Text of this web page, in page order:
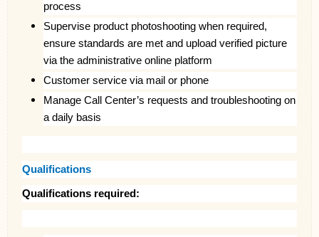
process
Supervise product photoshooting when required,
ensure standards are met and upload verified picture
via the administrative online platform
Customer service via mail or phone
Manage Call Center’s requests and troubleshooting on
a daily basis
Qualifications
Qualifications required: